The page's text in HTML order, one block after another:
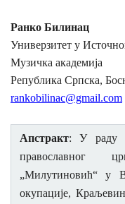
Језик
English Српски
Ранко Билинац
Универзитет у
Музичка академија
Република Српска,
rankobilinac@gmail.com
Апстракт: У раду
православног
„Милутиновић“ у
окупације,